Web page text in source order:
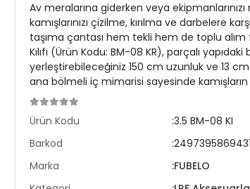
Av meralarına giderken veya
kamışlarınızı çizilme, kırılma ve darbelere
taşıma çantası hem tekli hem de toplu alım
Kılıfı (Ürün Kodu: BM-08 KR), parçalı
yerleştirebileceğiniz 150 cm uzunluk ve 13
ana bölmeli iç mimarisi sayesinde kamışların
Ürün Kodu
:3.5 BM-08 KI
Barkod
:2497395869431
Marka
:FUBELO